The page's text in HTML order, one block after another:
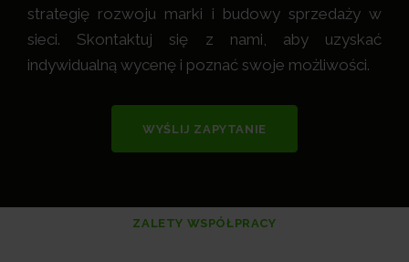
strategię rozwoju marki i budowy sprzedaży w
sieci. Skontaktuj się z nami, aby uzyskać
indywidualną wycenę i poznać swoje możliwości.
WYŚLIJ ZAPYTANIE
ZALETY WSPÓŁPRACY